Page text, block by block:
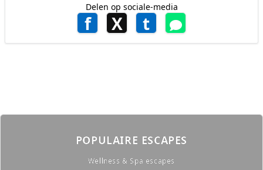
Delen op sociale-media
f X t
POPULAIRE ESCAPES
Wellness & Spa escapes